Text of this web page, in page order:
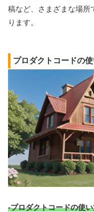
稿など、さまざまな場所
ります。
プロダクトコードの
-プロダクトコードの使